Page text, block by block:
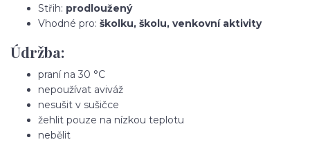
Střih: prodloužený
Vhodné pro: školku, školu, venkovní aktivity
Údržba:
praní na 30 °C
nepoužívat aviváž
nesušit v sušičce
žehlit pouze na nízkou teplotu
nebělit